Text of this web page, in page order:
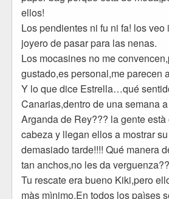
ellos!
Los pendientes ni fu ni fa! los
joyero de pasar para las nenas.
Los mocasines no me
gustado,es personal,me parecen
Y lo que dice Estrella…qué
Canarias,dentro de una semana
Arganda de Rey??? la gente
cabeza y llegan ellos a mostrar
demasiado tarde!!!! Qué manera
tan anchos,no les da
Tu rescate era bueno Kiki,pero
màs mìnimo.En todos los paìses